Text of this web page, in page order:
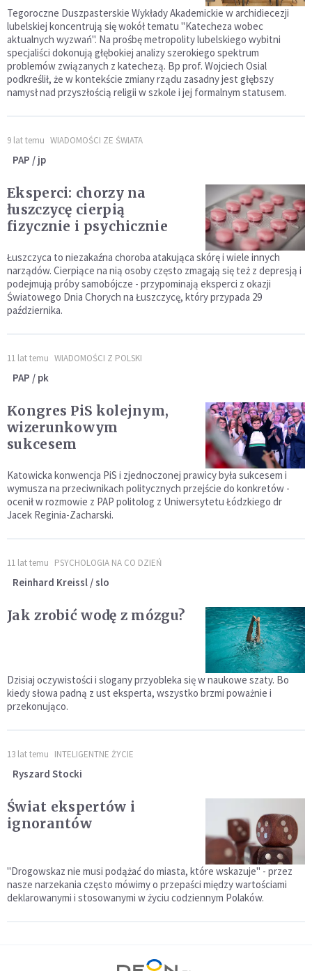
Tegoroczne Duszpasterskie Wykłady Akademickie w archidiecezji
lubelskiej koncentrują się wokół tematu "Katecheza wobec
aktualnych wyzwań". Na prośbę metropolity lubelskiego wybitni
specjaliści dokonują głębokiej analizy szerokiego spektrum
problemów związanych z katechezą. Bp prof. Wojciech Osial
podkreślił, że w kontekście zmiany rządu zasadny jest głębszy
namysł nad przyszłością religii w szkole i jej formalnym statusem.
9 lat temu WIADOMOŚCI ZE ŚWIATA
PAP / jp
Eksperci: chorzy na
łuszczycę cierpią
fizycznie i psychicznie
Łuszczyca to niezakaźna choroba atakująca skórę i wiele innych
narządów. Cierpiące na nią osoby często zmagają się też z depresją i
podejmują próby samobójcze - przypominają eksperci z okazji
Światowego Dnia Chorych na Łuszczycę, który przypada 29
października.
11 lat temu WIADOMOŚCI Z POLSKI
PAP / pk
Kongres PiS kolejnym,
wizerunkowym
sukcesem
Katowicka konwencja PiS i zjednoczonej prawicy była sukcesem i
wymusza na przeciwnikach politycznych przejście do konkretów -
ocenił w rozmowie z PAP politolog z Uniwersytetu Łódzkiego dr
Jacek Reginia-Zacharski.
11 lat temu PSYCHOLOGIA NA CO DZIEŃ
Reinhard Kreissl / slo
Jak zrobić wodę z mózgu?
Dzisiaj oczywistości i slogany przyobleka się w naukowe szaty. Bo
kiedy słowa padną z ust eksperta, wszystko brzmi poważnie i
przekonująco.
13 lat temu INTELIGENTNE ŻYCIE
Ryszard Stocki
Świat ekspertów i
ignorantów
"Drogowskaz nie musi podążać do miasta, które wskazuje" - przez
nasze narzekania często mówimy o przepaści między wartościami
deklarowanymi i stosowanymi w życiu codziennym Polaków.